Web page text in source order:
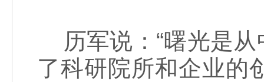
历军说：“曙光是从
了科研院所和企业的